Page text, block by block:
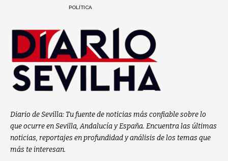
POLÍTICA
Diario de Sevilla: Tu fuente de noticias más confiable sobre lo
que ocurre en Sevilla, Andalucía y España. Encuentra las últimas
noticias, reportajes en profundidad y análisis de los temas que
más te interesan.